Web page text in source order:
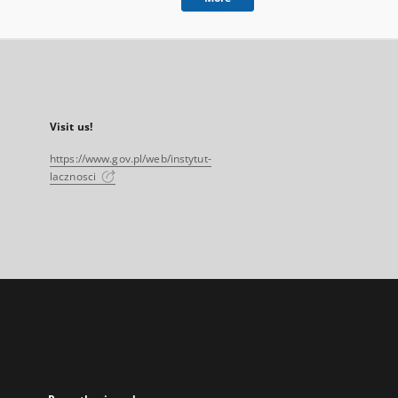
Visit us!
https://www.gov.pl/web/instytut-
lacznosci